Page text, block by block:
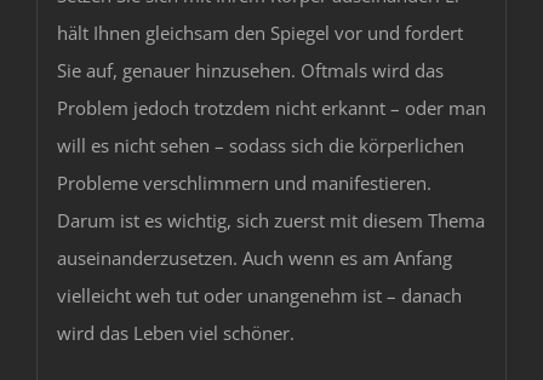
hält Ihnen gleichsam den Spiegel vor und fordert
Sie auf, genauer hinzusehen. Oftmals wird das
Problem jedoch trotzdem nicht erkannt – oder man
will es nicht sehen – sodass sich die körperlichen
Probleme verschlimmern und manifestieren.
Darum ist es wichtig, sich zuerst mit diesem Thema
auseinanderzusetzen. Auch wenn es am Anfang
vielleicht weh tut oder unangenehm ist – danach
wird das Leben viel schöner.